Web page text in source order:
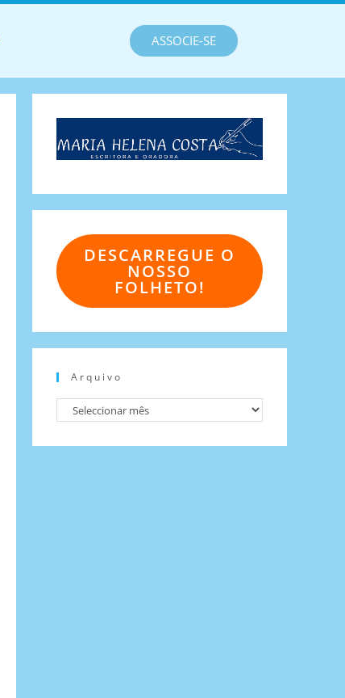
ASSOCIE-SE
DESCARREGUE O
NOSSO
FOLHETO!
Arquivo